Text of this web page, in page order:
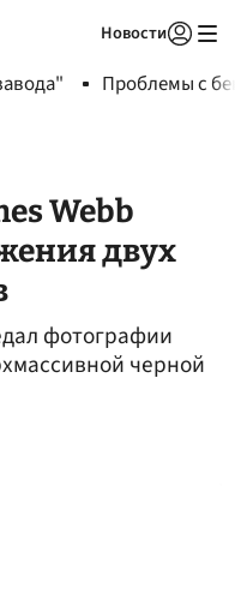
Новости
Проблемы с
Webb
двух
фотографии
черной